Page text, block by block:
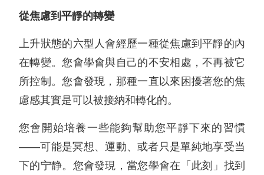
從焦慮到平靜的轉變
上升狀態的六型人會經歷一種從焦慮到平靜的內
在轉變。您會學會與自己的不安相處，不再被它
所控制。您會發現，那種一直以來困擾著您的焦
慮感其實是可以被接納和轉化的。
您會開始培養一些能夠幫助您平靜下來的習慣
——可能是冥想、運動、或者只是單純地享受当
下的宁静。您會發現，當您學會在「此刻」找到